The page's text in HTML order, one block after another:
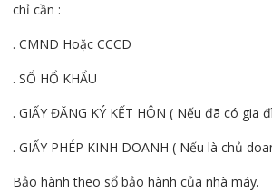
chỉ cần :
. CMND Hoặc CCCD
. SỔ HỔ KHẨU
. GIẤY ĐĂNG KÝ KẾT HÔN ( Nếu đã có gia
. GIẤY PHÉP KINH DOANH ( Nếu là chủ
Bảo hành theo sổ bảo hành của nhà máy.